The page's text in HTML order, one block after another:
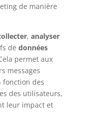
de manière
, analyser
de données
permet aux
messages
des
des utilisateurs,
leur impact et